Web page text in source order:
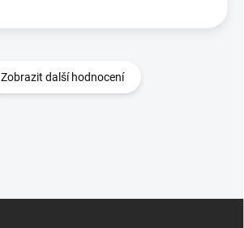
Zobrazit další hodnocení